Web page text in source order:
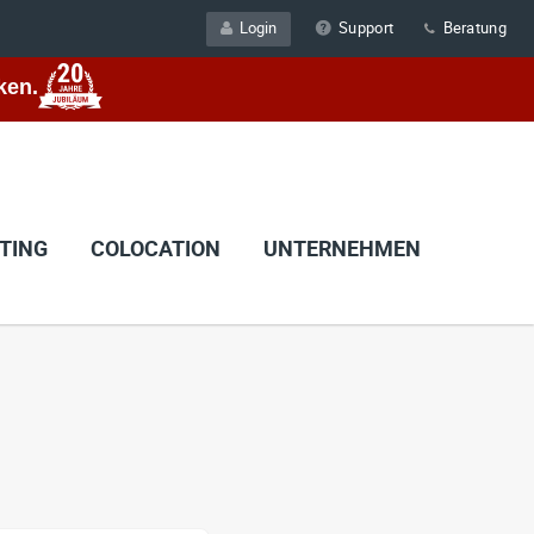
Support Beratung
Login
COLOCATION UNTERNEHMEN